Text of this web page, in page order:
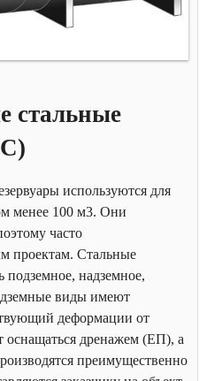
стальные
используются для
менее 100 м3. Они
часто
проектам. Стальные
подземное, надземное,
виды имеют
деформации от
оснащаться дренажем (ЕП), а
преимущественно